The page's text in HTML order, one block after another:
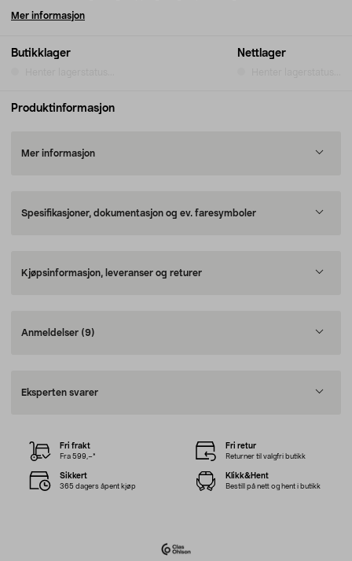
Butikklager Nettlager
Mer informasjon
Produktinformasjon
Mer informasjon
Spesifikasjoner, dokumentasjon og ev. faresymboler
Kjøpsinformasjon, leveranser og returer
Anmeldelser (9)
Eksperten svarer
Fri frakt
Fra 599,–*
Fri retur
Returner til valgfri butikk
Sikkert
365 dagers åpent kjøp
Klikk&Hent
Bestill på nett og hent i butikk